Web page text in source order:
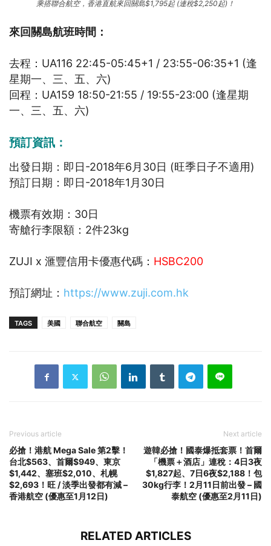
乘搭聯合航空，香港直航來回關島$1,795起 (連稅$2,250起)！
來回關島航班時間：
去程：UA116 22:45-05:45+1 / 23:55-06:35+1 (逢
星期一、三、五、六)
回程：UA159 18:50-21:55 / 19:55-23:00 (逢星期
一、三、五、六)
預訂資訊：
出發日期：即日-2018年6月30日 (旺季日子不適用)
預訂日期：即日-2018年1月30日
機票有效期：30日
寄艙行李限額：2件23kg
ZUJI x 滙豐信用卡優惠代碼： HSBC200
預訂網址： https://www.zuji.com.hk
TAGS 美國 聯合航空 關島
Previous article
必搶！港航 Mega Sale 第2擊！
台北$563、首爾$949、東京
$1,442、塞班$2,010、札幌
$2,693！旺 / 淡季出發都有減 –
香港航空 (優惠至1月12日)
Next article
遊韓必搶！國泰爆抵套票！首爾
「機票＋酒店」連稅：4日3夜
$1,827起、7日6夜$2,188！包
30kg行李！2月11日前出發 – 國
泰航空 (優惠至2月11日)
RELATED ARTICLES